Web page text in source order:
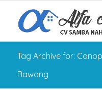
Tag Archive for:
Bawang